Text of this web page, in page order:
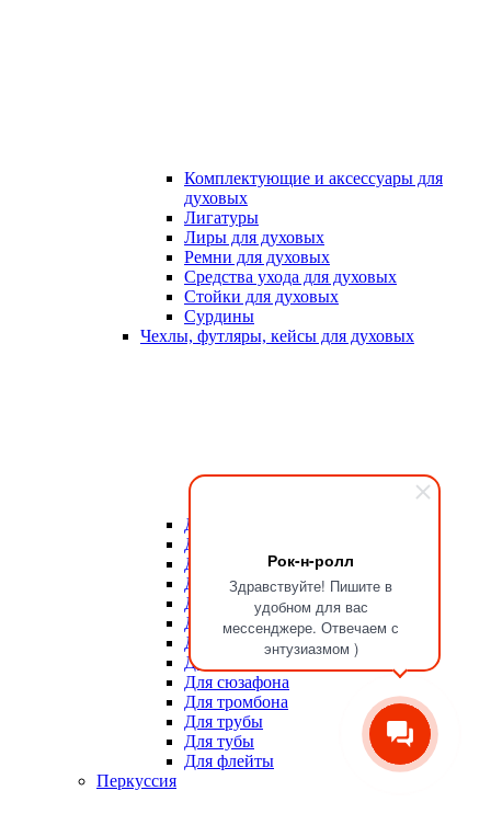
Рок-н-ролл
Здравствуйте! Пишите в
удобном для вас
мессенджере. Отвечаем с
энтузиазмом )
Комплектующие и аксессуары для
духовых
Лигатуры
Лиры для духовых
Ремни для духовых
Средства ухода для духовых
Стойки для духовых
Сурдины
Чехлы, футляры, кейсы для духовых
Для мундштуков
Для тростей
Для альта
Для баритона
Для валторны
Для гобоя
Для кларнета
Для саксофона
Для сюзафона
Для тромбона
Для трубы
Для тубы
Для флейты
Перкуссия